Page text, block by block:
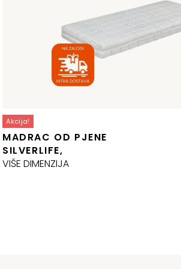
€.
Akcija!
MADRAC OD PJENE
SILVERLIFE,
VIŠE DIMENZIJA